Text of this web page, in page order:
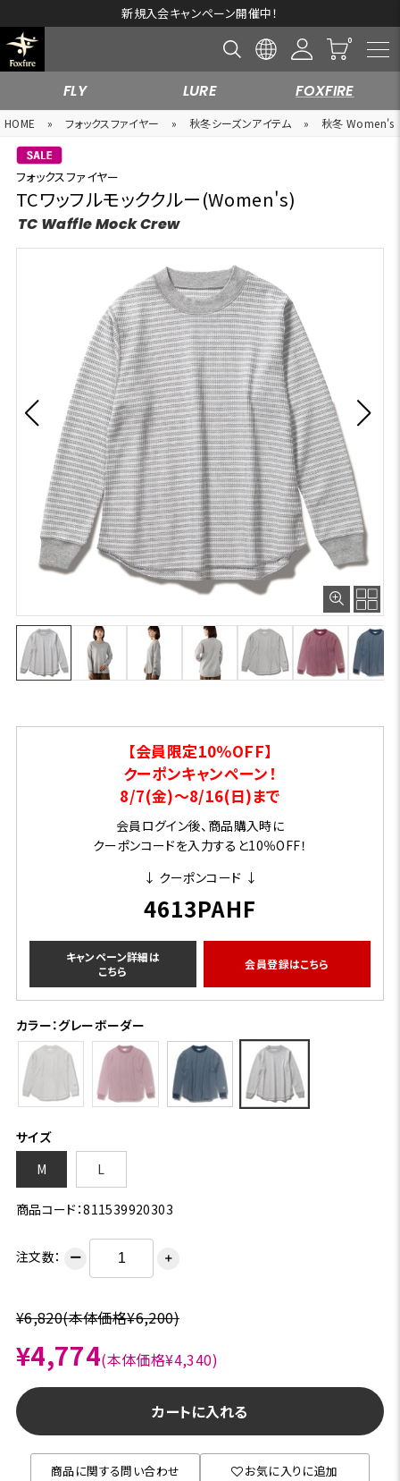
新規入会キャンペーン開催中！
FLY LURE FOXFIRE
HOME » フォックスファイヤー » 秋冬シーズンアイテム » 秋冬 Women's
フォックスファイヤー
TCワッフルモッククルー(Women's)
TC Waffle Mock Crew
【会員限定10％OFF】
クーポンキャンペーン！
8/7(金)～8/16(日)まで
会員ログイン後、商品購入時に
クーポンコードを入力すると10％OFF！
↓ クーポンコード ↓
4613PAHF
キャンペーン詳細は
こちら
会員登録はこちら
カラー：グレーボーダー
サイズ
M
L
商品コード：811539920303
注文数： ー ＋
¥6,820(本体価格¥6,200)
¥4,774(本体価格¥4,340)
カートに入れる
商品に関する問い合わせ お気に入りに追加